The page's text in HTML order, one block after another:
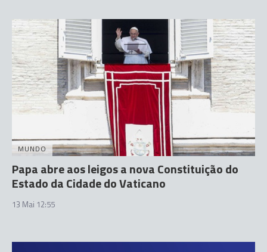
MUNDO
Papa abre aos leigos a nova Constituição do
Estado da Cidade do Vaticano
13 Mai 12:55